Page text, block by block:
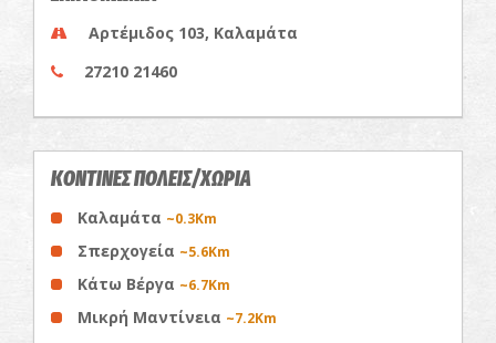
Αρτέμιδος 103, Καλαμάτα
27210 21460
ΚΟΝΤΙΝΕΣ ΠΟΛΕΙΣ/ΧΩΡΙΑ
Καλαμάτα ~0.3Km
Σπερχογεία ~5.6Km
Κάτω Βέργα ~6.7Km
Μικρή Μαντίνεια ~7.2Km